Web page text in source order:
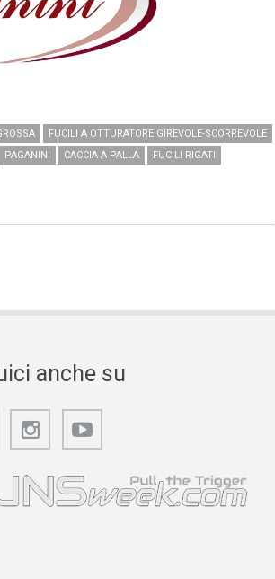
FUCILI A OTTURATORE GIREVOLE-SCORREVOLE
PAGANINI CACCIA A PALLA
FUCILI RIGATI
anche su